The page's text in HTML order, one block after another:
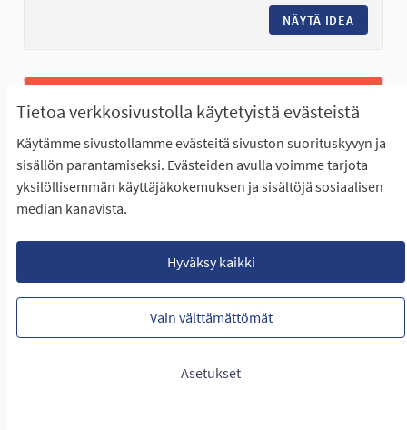
Tietoa verkkosivustolla käytetyistä evästeistä
Käytämme sivustollamme evästeitä sivuston suorituskyvyn ja
sisällön parantamiseksi. Evästeiden avulla voimme tarjota
yksilöllisemmän käyttäjäkokemuksen ja sisältöjä sosiaalisen
median kanavista.
Hyväksy kaikki
Vain välttämättömät
Asetukset
NÄYTÄ IDEA
Koko kaupungin aktiivipuisto, motoristen
taitojen ja opin leikkikeskus
EI ETENE ÄÄNESTYKSEEN
Seinäjoen liikuntamahdollisuuksiin. Puisto...